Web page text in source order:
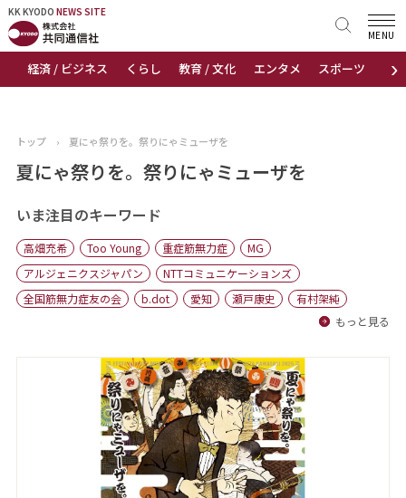
KK KYODO NEWS SITE
›
経済 / ビジネス くらし 教育 / 文化 エンタメ スポーツ 地域
MENU
KK KYODONEWS SITE
トップページ
ニュース
おすすめコンテンツ
出版物
会社概要
トップ › 夏にゃ祭りを。祭りにゃミューザを
夏にゃ祭りを。祭りにゃミューザを
いま注目のキーワード
高畑充希 Too Young 重症筋無力症
MG
アルジェニクスジャパン
NTTコミュニケーションズ
全国筋無力症友の会
b.dot 愛知 瀬戸康史
有村架純
もっと見る